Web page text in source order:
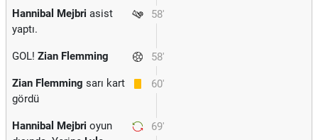
58'
Hannibal Mejbri asist
yaptı.
58'
GOL! Zian Flemming
60'
Zian Flemming sarı kart
gördü
69'
Hannibal Mejbri oyun